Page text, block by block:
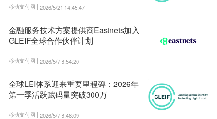
移动支付网 | 2026/5/21 14:45:47
金融服务技术方案提供商Eastnets加入
GLEIF全球合作伙伴计划
移动支付网 | 2026/5/7 8:54:20
全球LEI体系迎来重要里程碑：2026年
第一季活跃赋码量突破300万
移动支付网 | 2026/5/7 8:48:09